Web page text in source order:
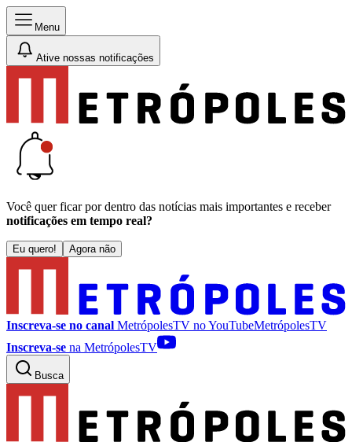
Menu
Ative nossas notificações
Você quer ficar por dentro das notícias mais importantes e receber
notificações em tempo real?
Eu quero! Agora não
Inscreva-se no canal MetrópolesTV noYouTubeMetrópolesTV
Inscreva-se na MetrópolesTV
Busca